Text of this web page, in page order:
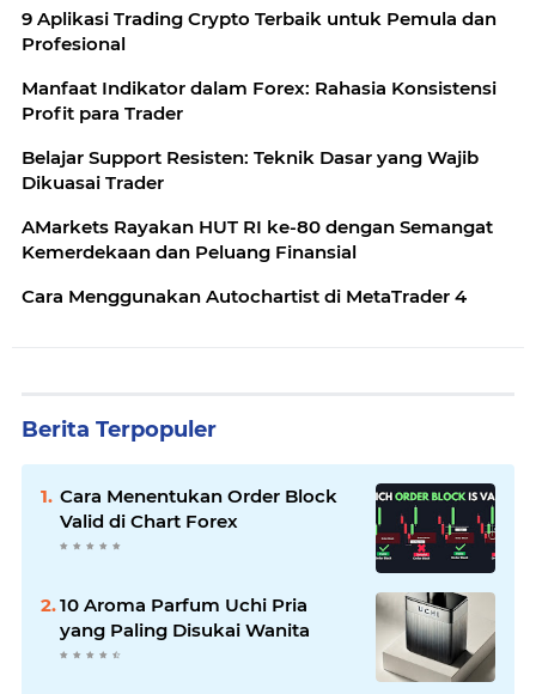
9 Aplikasi Trading Crypto Terbaik untuk Pemula dan
Profesional
Manfaat Indikator dalam Forex: Rahasia Konsistensi
Profit para Trader
Belajar Support Resisten: Teknik Dasar yang Wajib
Dikuasai Trader
AMarkets Rayakan HUT RI ke-80 dengan Semangat
Kemerdekaan dan Peluang Finansial
Cara Menggunakan Autochartist di MetaTrader 4
Berita Terpopuler
Cara Menentukan Order Block
Valid di Chart Forex
10 Aroma Parfum Uchi Pria
yang Paling Disukai Wanita